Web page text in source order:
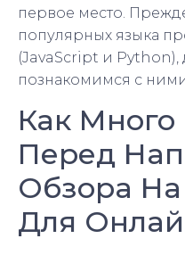
первое место.
популярных языка
(JavaScript и Python),
познакомимся с
Как Много
Перед
Обзора
Для